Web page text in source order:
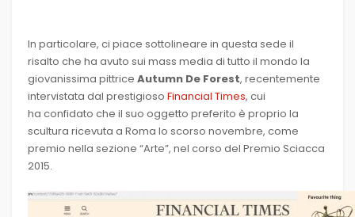
In particolare, ci piace sottolineare in questa sede il
risalto che ha avuto sui mass media di tutto il mondo la
giovanissima pittrice Autumn De Forest, recentemente
intervistata dal prestigioso Financial Times, cui
ha confidato che il suo oggetto preferito è proprio la
scultura ricevuta a Roma lo scorso novembre, come
premio nella sezione “Arte”, nel corso del Premio Sciacca
2015.